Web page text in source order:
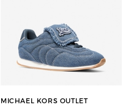
MICHAEL KORS OUTLET